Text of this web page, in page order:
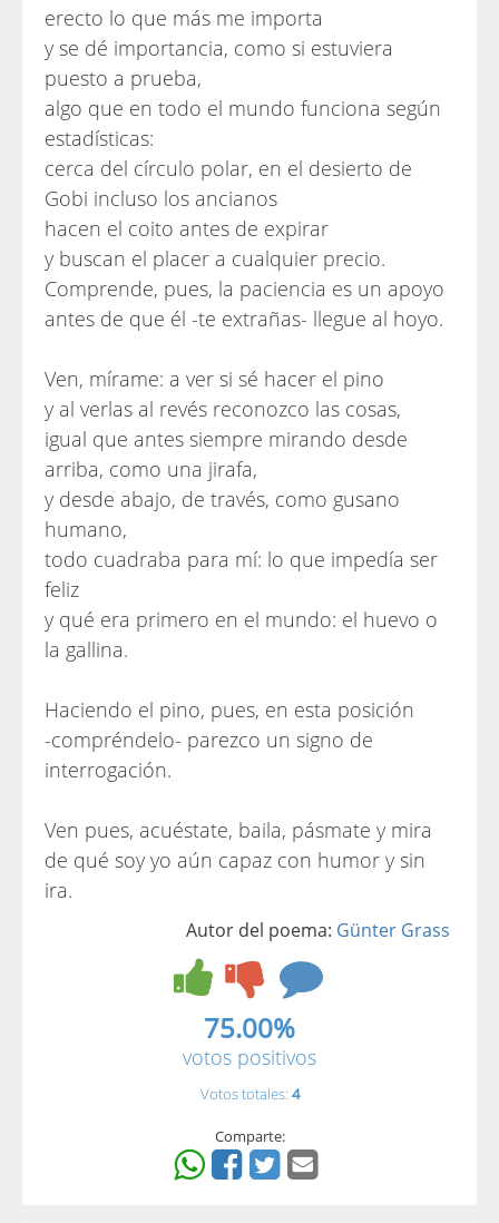
erecto lo que más me importa
y se dé importancia, como si estuviera
puesto a prueba,
algo que en todo el mundo funciona según
estadísticas:
cerca del círculo polar, en el desierto de
Gobi incluso los ancianos
hacen el coito antes de expirar
y buscan el placer a cualquier precio.
Comprende, pues, la paciencia es un apoyo
antes de que él -te extrañas- llegue al hoyo.
Ven, mírame: a ver si sé hacer el pino
y al verlas al revés reconozco las cosas,
igual que antes siempre mirando desde
arriba, como una jirafa,
y desde abajo, de través, como gusano
humano,
todo cuadraba para mí: lo que impedía ser
feliz
y qué era primero en el mundo: el huevo o
la gallina.
Haciendo el pino, pues, en esta posición
-compréndelo- parezco un signo de
interrogación.
Ven pues, acuéstate, baila, pásmate y mira
de qué soy yo aún capaz con humor y sin
ira.
Autor del poema: Günter Grass
75.00%
votos positivos
Votos totales: 4
Comparte: